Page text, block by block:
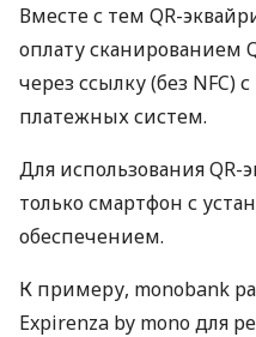
Вместе с тем QR-
оплату сканированием
через ссылку (без NFC)
платежных систем.
Для использования QR-
только смартфон с
обеспечением.
К примеру, monobank
Expirenza by mono для